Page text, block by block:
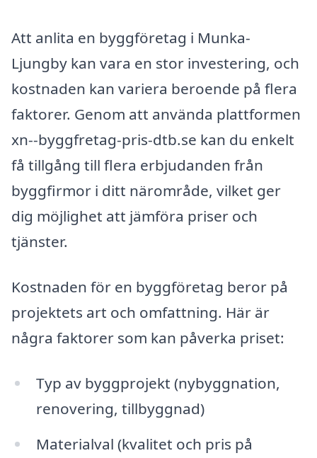
Att anlita en byggföretag i Munka-
Ljungby kan vara en stor investering, och
kostnaden kan variera beroende på flera
faktorer. Genom att använda plattformen
xn--byggfretag-pris-dtb.se kan du enkelt
få tillgång till flera erbjudanden från
byggfirmor i ditt närområde, vilket ger
dig möjlighet att jämföra priser och
tjänster.
Kostnaden för en byggföretag beror på
projektets art och omfattning. Här är
några faktorer som kan påverka priset:
Typ av byggprojekt (nybyggnation,
renovering, tillbyggnad)
Materialval (kvalitet och pris på